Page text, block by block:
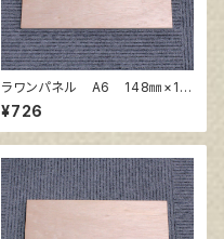
ラワンパネル A6 148㎜×10
5㎜
¥726